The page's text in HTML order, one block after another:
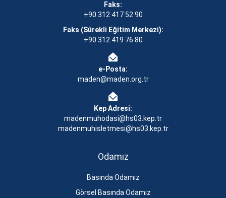
Faks:
+90 312 417 52 90
Faks (Sürekli Eğitim Merkezi):
+90 312 419 76 80
e-Posta:
maden@maden.org.tr
Kep Adresi:
madenmuhodasi@hs03.kep.tr
madenmuhisletmesi@hs03.kep.tr
Odamız
Basında Odamız
Görsel Basında Odamız